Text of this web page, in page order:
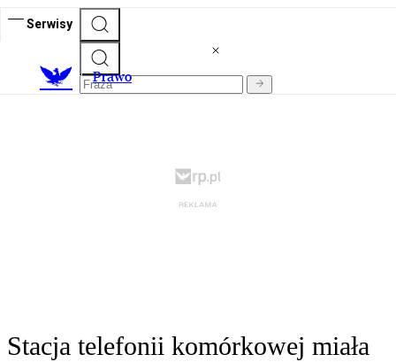
Serwisy
Prawo
Stacja telefonii komórkowej miała